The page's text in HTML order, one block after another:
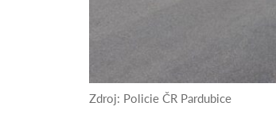
Zdroj: Policie ČR Pardubice